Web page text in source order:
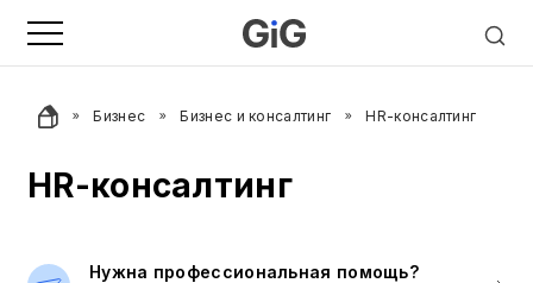
Бизнес Бизнес и консалтинг HR-консалтинг
HR-консалтинг
Нужна профессиональная помощь?